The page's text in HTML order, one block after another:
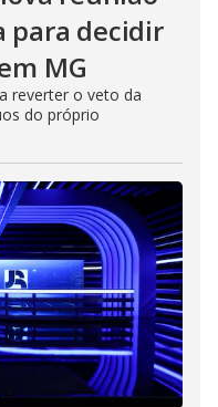
para decidir
MG
reverter o veto da
do próprio